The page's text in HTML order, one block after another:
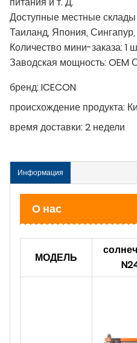
Доступные местные
Таиланд, Япония,
Количество мини-заказа: 1
Заводская мощность:
бренд:ICECON
происхождение продукта:
время доставки:2 недели
Информация
О нас
МОДЕЛЬ